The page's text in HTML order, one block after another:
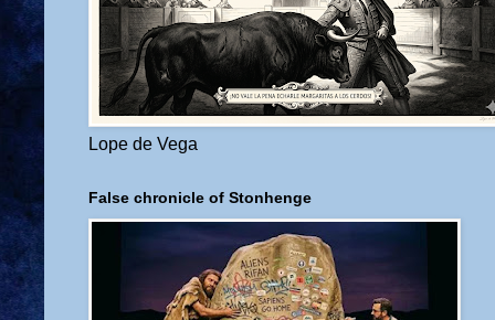
Lope de Vega
False chronicle of Stonhenge